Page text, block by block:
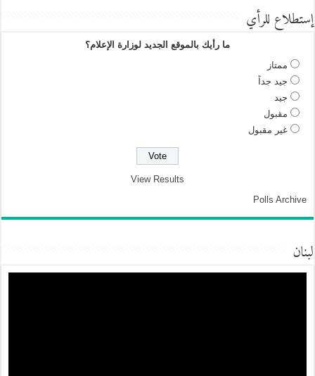
إستطلاع للرأي
ما رأيك بالموقع الجديد لوزارة الإعلام؟
ممتاز
جيد جداً
جيد
مقبول
غير مقبول
View Results
Polls Archive
لبنان